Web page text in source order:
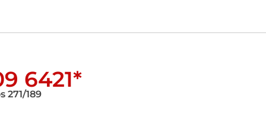
6421*
271/189